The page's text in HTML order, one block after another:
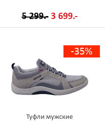
5 299.- 3 699.-
-35%
Туфли мужские